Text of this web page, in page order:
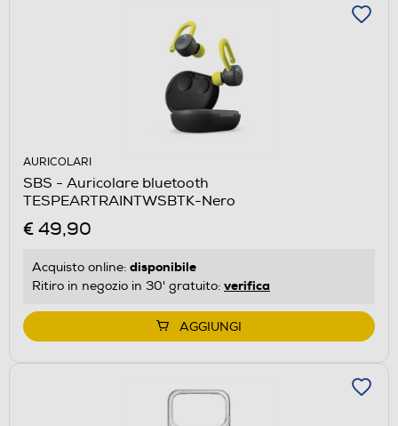
AURICOLARI
SBS - Auricolare bluetooth
TESPEARTRAINTWSBTK-Nero
€ 49,90
Acquisto online: disponibile
Ritiro in negozio in 30' gratuito: verifica
AGGIUNGI